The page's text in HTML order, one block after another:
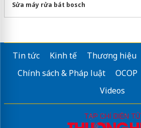
Sửa máy rửa bát bosch
Tin tức Kinh tế Thương hiệu
Chính sách & Pháp luật
OCOP
Videos